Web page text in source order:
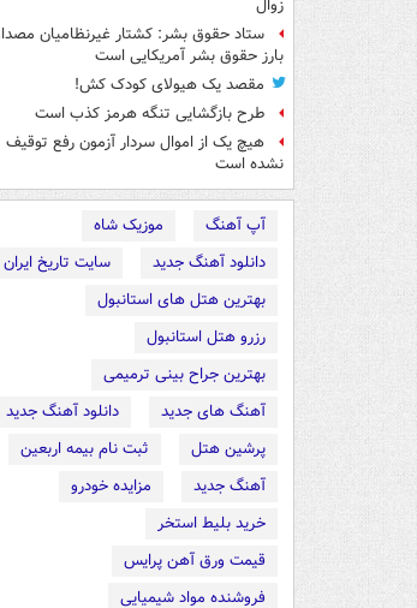
زوال
ستاد حقوق بشر: کشتار غیرنظامیان
بارز حقوق بشر آمریکایی است
مقصد یک هیولای کودک کش!
طرح بازگشایی تنگه هرمز کذب است
هیچ یک از اموال سردار آزمون رفع توقیف
نشده است
آپ آهنگ
موزیک شاه
دانلود آهنگ جدید
سایت تاریخ ایران
بهترین هتل های استانبول
رزرو هتل استانبول
بهترین جراح بینی ترمیمی
آهنگ های جدید
دانلود آهنگ جدید
پرشین هتل
ثبت نام بیمه اربعین
آهنگ جدید
مزایده خودرو
خرید بلیط استخر
قیمت ورق آهن پرایس
فروشنده مواد شیمیایی